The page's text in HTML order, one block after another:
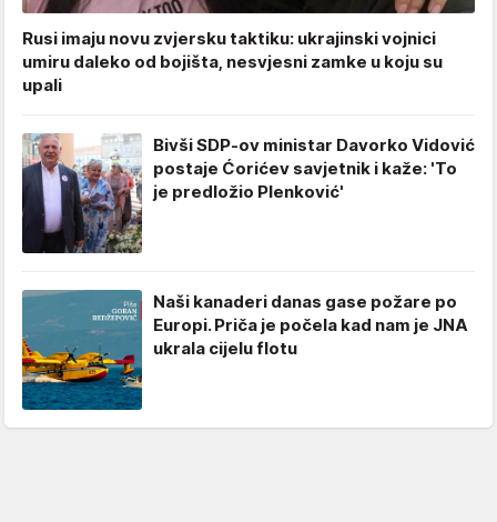
Rusi imaju novu zvjersku taktiku: ukrajinski vojnici
umiru daleko od bojišta, nesvjesni zamke u koju su
upali
Bivši SDP-ov ministar Davorko Vidović
postaje Ćorićev savjetnik i kaže: 'To
je predložio Plenković'
Naši kanaderi danas gase požare po
Europi. Priča je počela kad nam je JNA
ukrala cijelu flotu